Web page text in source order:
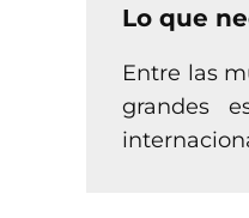
Lo que
Entre las
grandes